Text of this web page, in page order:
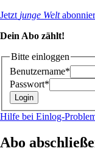
Jetzt junge Welt
Dein Abo zählt!
Bitte einloggen
Benutzername*
Passwort*
Hilfe bei Einlog-
Abo